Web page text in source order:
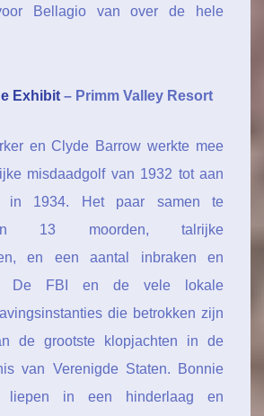
Bellagio van over de hele
Exhibit – Primm Valley Resort
en Clyde Barrow werkte mee
misdaadgolf van 1932 tot aan
in 1934. Het paar samen te
13 moorden, talrijke
en een aantal inbraken en
De FBI en de vele lokale
die betrokken zijn
de grootste klopjachten in de
van Verenigde Staten. Bonnie
liepen in een hinderlaag en